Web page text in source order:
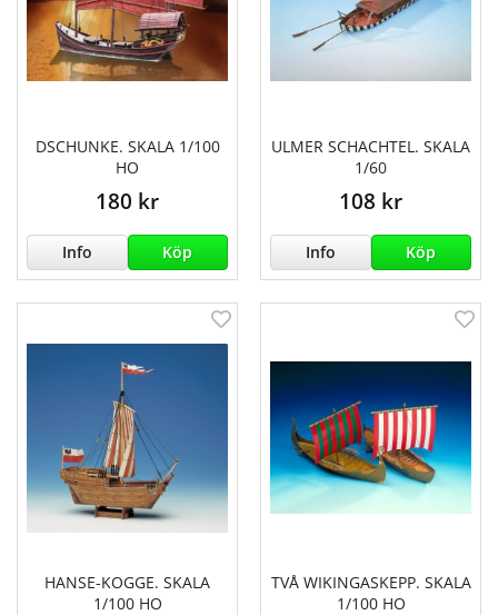
DSCHUNKE. SKALA 1/100
HO
180 kr
Info Köp
ULMER SCHACHTEL. SKALA
1/60
108 kr
Info Köp
HANSE-KOGGE. SKALA
1/100 HO
TVÅ WIKINGASKEPP. SKALA
1/100 HO